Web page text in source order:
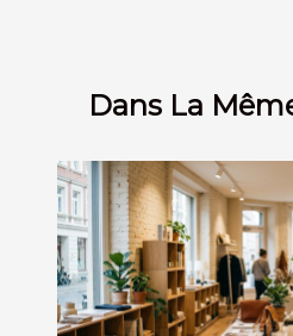
Dans La